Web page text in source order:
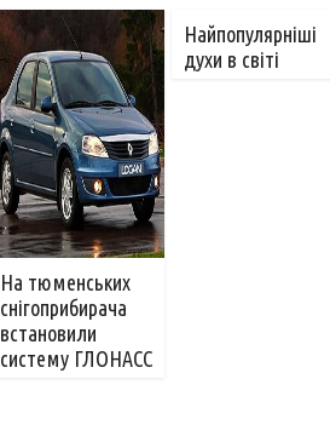
На тюменських
снігоприбирача
встановили
систему ГЛОНАСС
Найпопулярніші
духи в світі